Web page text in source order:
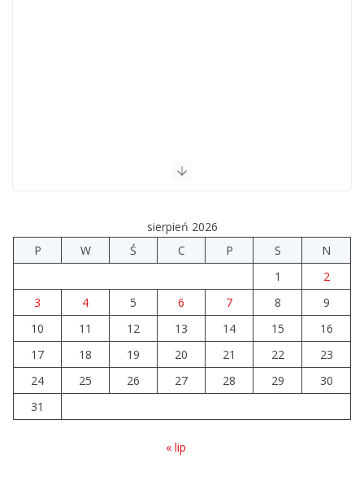
sierpień 2026
P
W Ś C P S
N
1
2
3
4 5 6 7 8
9
10
11 12 13 14 15
16
17
18 19 20 21 22
23
24
25 26 27 28 29
30
31
« lip